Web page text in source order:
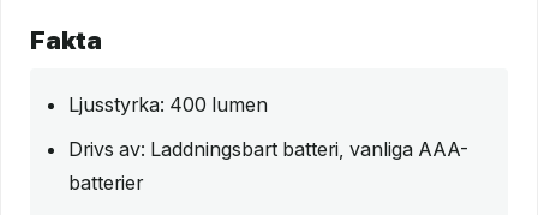
Fakta
Ljusstyrka: 400 lumen
Drivs av: Laddningsbart batteri, vanliga AAA-
batterier